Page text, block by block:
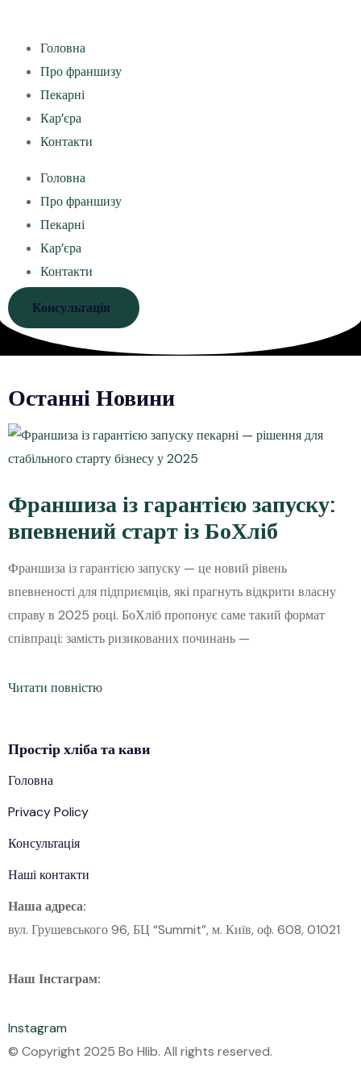
Головна
Про франшизу
Пекарні
Кар’єра
Контакти
Головна
Про франшизу
Пекарні
Кар’єра
Контакти
Консультація
Останні Новини
Франшиза із гарантією запуску:
впевнений старт із БоХліб
Франшиза із гарантією запуску — це новий рівень
впевненості для підприємців, які прагнуть відкрити власну
справу в 2025 році. БоХліб пропонує саме такий формат
співпраці: замість ризикованих починань —
Читати повністю
Простірхлібата кави
Головна
Privacy Policy
Консультація
Наші контакти
Наша адреса:
вул. Грушевського 96, БЦ “Summit”, м. Київ, оф. 608, 01021
Наш Інстаграм:
Instagram
© Copyright 2025 Bo Hlib. All rights reserved.